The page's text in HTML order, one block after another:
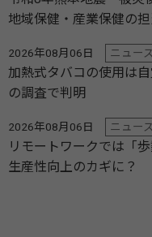
地域保健・産業保健の
2026年08月06日 ニュース
加熱式タバコの使用は
の調査で判明
2026年08月06日 ニュース
リモートワークでは「
生産性向上のカギに？